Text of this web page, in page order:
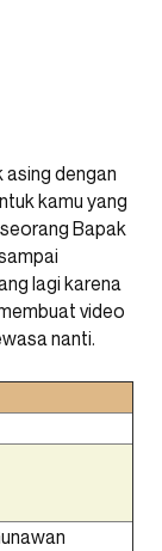
asing dengan
kamu yang
Bapak
lagi karena
video
nanti.